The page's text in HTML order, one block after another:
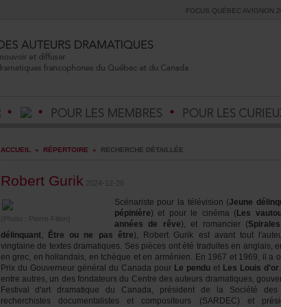
ACCUEIL » RÉPERTOIRE » RECHERCHEDÉTAILLÉE
RobertGurik 2024-12-26
(Photo:PierreFilion)
Scénaristepourlatélévision(
pépinière)etpourlecinéma(
annéesderêve),etromancier(Spirales
délinquant, Êtreounepasêtre
PrixduGouverneurgénéralduCanadapour Lependuet LesLouisd'or